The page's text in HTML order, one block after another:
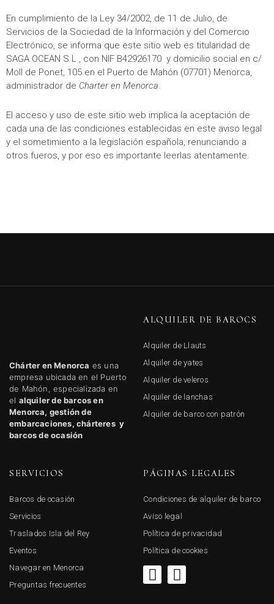
En cumplimiento de la Ley 34/2002, de 11 de Julio, de
Servicios de la Sociedad de la Información y del Comercio
Electrónico, se informa que este sitio web es titularidad de
SAGA OCEAN S.L , con NIF B42926170 y domicilio social en c/
Moll de Ponet, 105 en el Puerto de Mahón (07701) Menorca,
administrador de Charter en Menorca.
El acceso y uso de este sitio web implica la aceptación de
cada una de las condiciones establecidas en este aviso legal
y el sometimiento a la legislación española, renunciando a
otros fueros, y por eso es importante leerlas atentamente.
Chárter en Menorca es una
empresa ubicada en el Puerto
de Mahón, especializada en
el alquiler de barcos en
Menorca, gestión de
embarcaciones, chárteres y
barcos de ocasión
ALQUILER DE BAROCS
Alquiler de Llauts
Alquiler de yates
Alquiler de veleros
Alquiler de lanchas
Alquiler de barco con patrón
SERVICIOS
Barcos de ocasión
Servicios
Traslados Isla del Rey
Eventos
Navegar en Menorca
Preguntas frecuentes
PÁGINAS LEGALES
Condiciones de alquiler de barco
Aviso legal
Política de privacidad
Política de cookies
F
a
I
n